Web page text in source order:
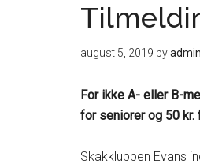
august 5, 2019 byadmin
For ikke A- eller B-
for seniorer og 50 kr.
Skakklubben Evans